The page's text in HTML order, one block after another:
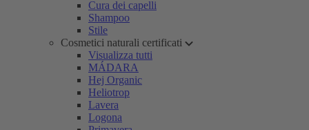
Cura dei capelli
Shampoo
Stile
Cosmetici naturali certificati
Visualizza tutti
MÁDARA
Hej Organic
Heliotrop
Lavera
Logona